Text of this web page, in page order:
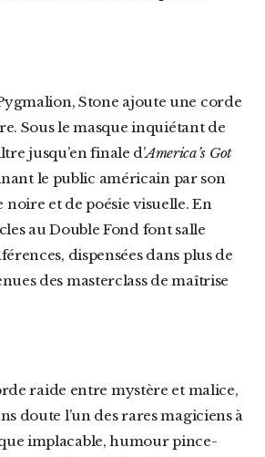
Sous le masque inquiétant de
jusqu’en finale d’America’s Got
le public américain par son
noire et de poésie visuelle. En
au Double Fond font salle
dispensées dans plus de
des masterclass de maîtrise
doute l’un des rares magiciens à
implacable, humour pince-